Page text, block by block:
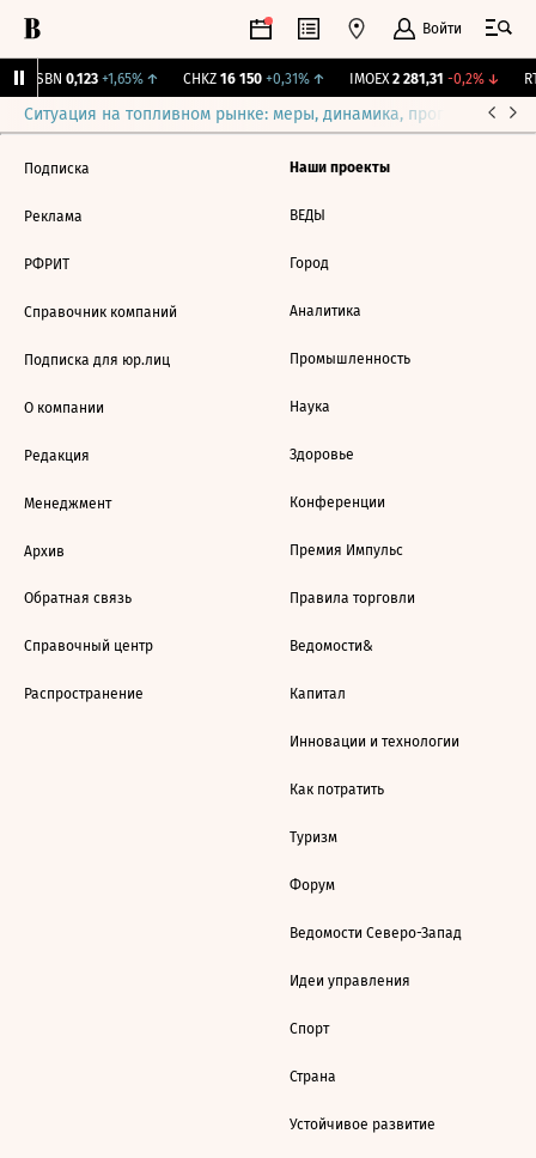
Войти
USBN 0,123 +1,65%↑ CHKZ 16 150 +0,31%↑ IMOEX 2 281,31 -0,2%↓
Ситуация на топливном рынке: меры, динамика, прогнозы
Подписка
Реклама
РФРИТ
Справочник компаний
Подписка для юр.лиц
О компании
Редакция
Менеджмент
Архив
Обратная связь
Справочный центр
Распространение
Наши проекты
ВЕДЫ
Город
Аналитика
Промышленность
Наука
Здоровье
Конференции
Премия Импульс
Правила торговли
Ведомости&
Капитал
Инновации и технологии
Как потратить
Туризм
Форум
Ведомости Северо-Запад
Идеи управления
Спорт
Страна
Устойчивое развитие